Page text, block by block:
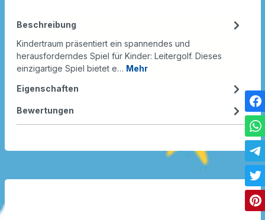
Beschreibung
Kindertraum präsentiert ein spannendes und
herausforderndes Spiel für Kinder: Leitergolf. Dieses
einzigartige Spiel bietet e… Mehr
Eigenschaften
Bewertungen